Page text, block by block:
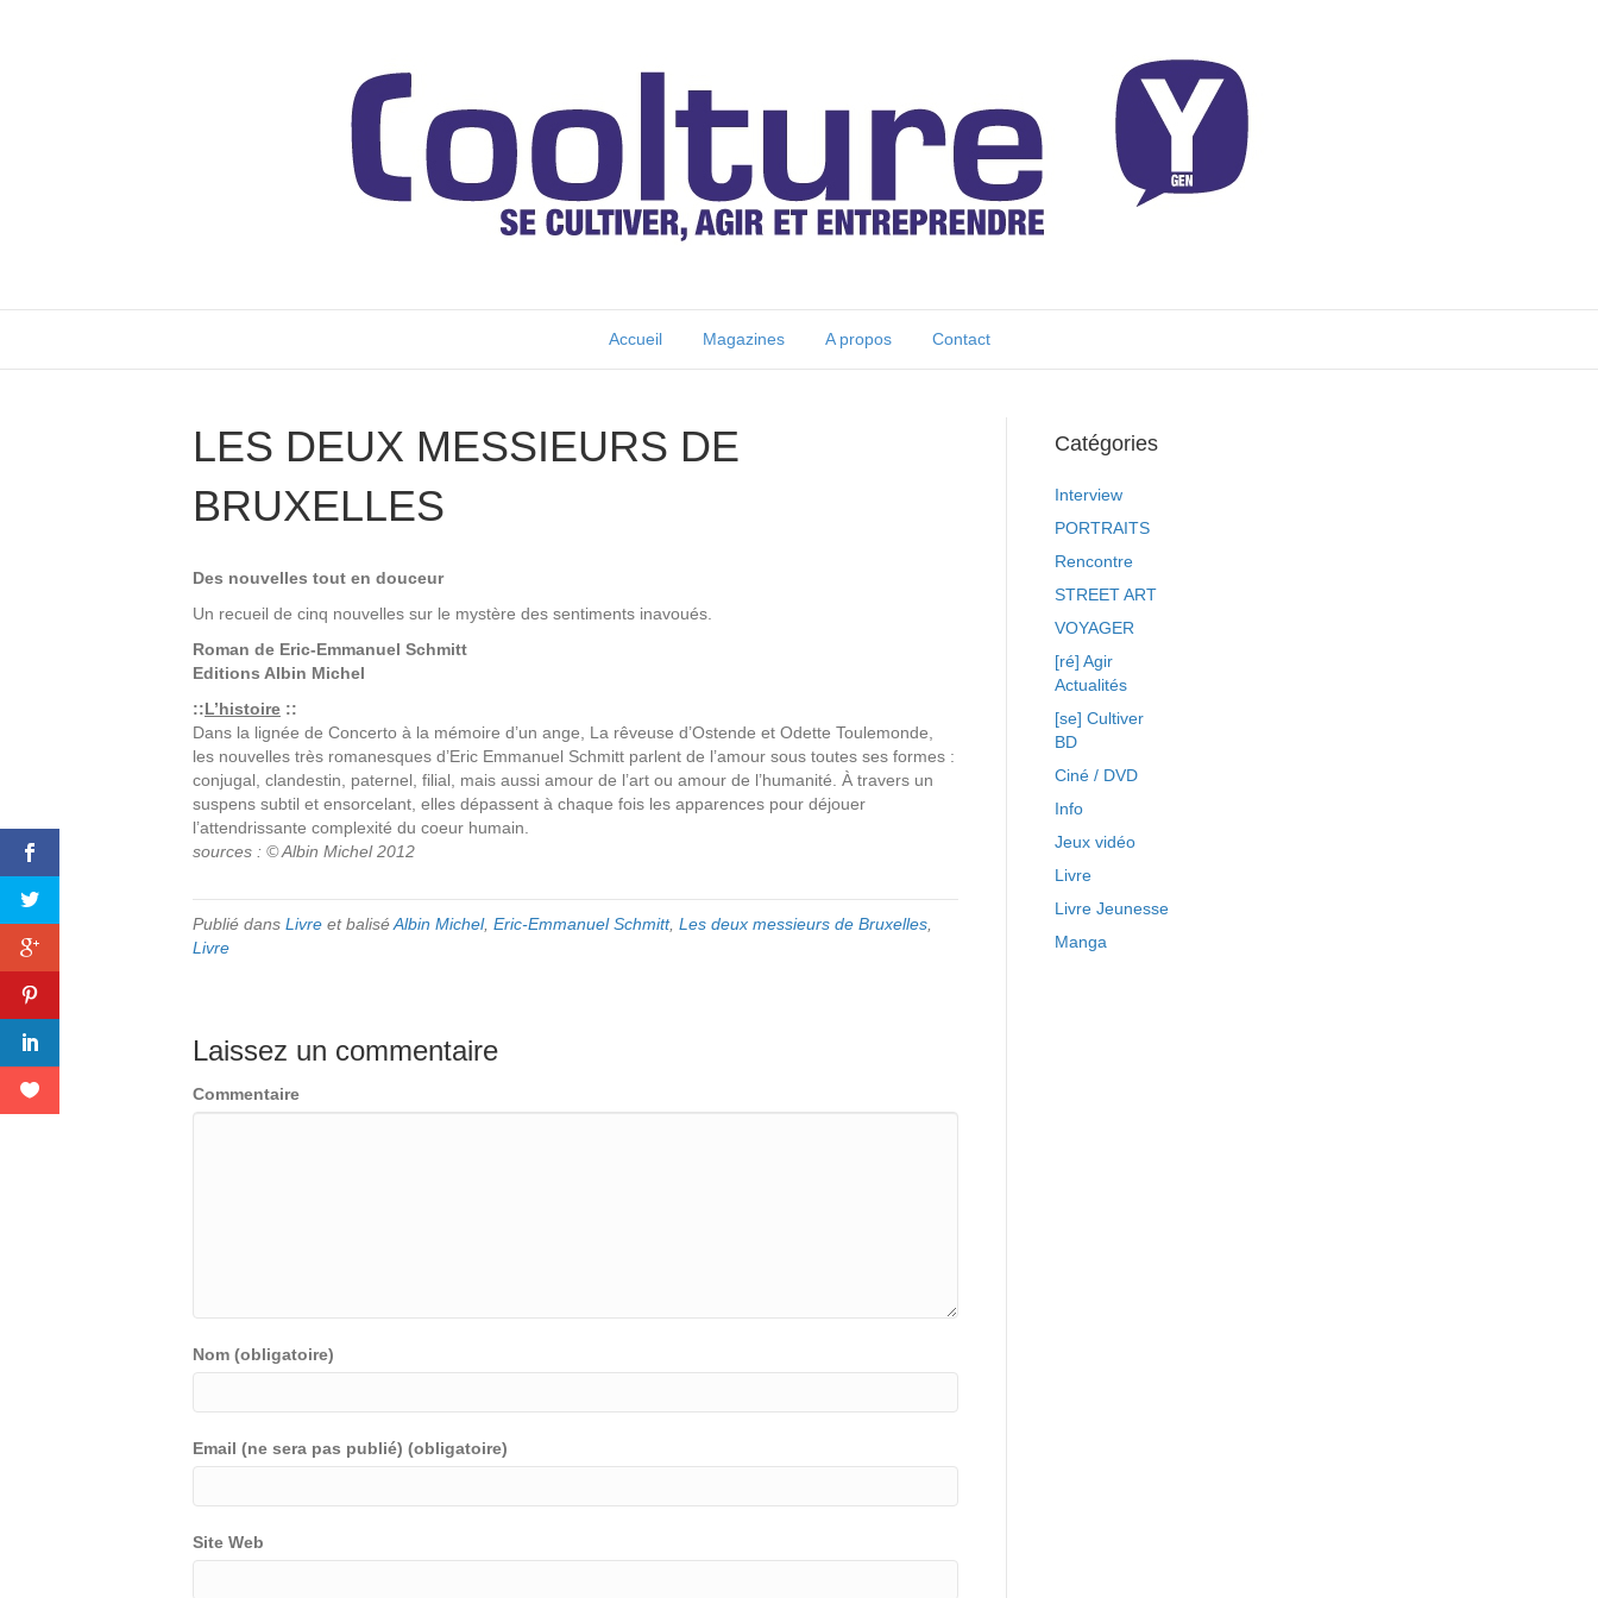
Accueil Magazines A propos Contact
LES DEUX MESSIEURS DE
BRUXELLES
Des nouvelles tout en douceur
Un recueil de cinq nouvelles sur le mystère des sentiments inavoués.
Roman de Eric-Emmanuel Schmitt
Editions Albin Michel
::L’histoire ::
Dans la lignée de Concerto à la mémoire d’un ange, La rêveuse d’Ostende et Odette Toulemonde,
les nouvelles très romanesques d’Eric Emmanuel Schmitt parlent de l’amour sous toutes ses formes :
conjugal, clandestin, paternel, filial, mais aussi amour de l’art ou amour de l’humanité. À travers un
suspens subtil et ensorcelant, elles dépassent à chaque fois les apparences pour déjouer
l’attendrissante complexité du coeur humain.
sources : © Albin Michel 2012
Publié dans Livre et baliséAlbin Michel, Eric-Emmanuel Schmitt, Les deux messieurs de Bruxelles
Livre
Laissez un commentaire
Commentaire
Nom (obligatoire)
Email (ne sera pas publié) (obligatoire)
Site Web
Catégories
Interview
PORTRAITS
Rencontre
STREET ART
VOYAGER
[ré] Agir
Actualités
[se] Cultiver
BD
Ciné / DVD
Info
Jeux vidéo
Livre
Livre Jeunesse
Manga